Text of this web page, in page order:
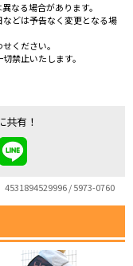
なる場合があります。
どは予告なく変更となる場
ください。
禁止いたします。
共有！
4531894529996 / 5973-0760